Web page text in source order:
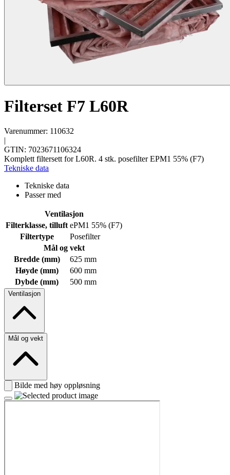
Filterset F7 L60R
Varenummer: 110632
|
GTIN: 7023671106324
Komplett filtersett for L60R. 4 stk. posefilter EPM1 55% (F7)
Tekniske data
Tekniske data
Passer med
Ventilasjon
Filterklasse, tilluft ePM1 55% (F7)
Filtertype
Posefilter
Mål og vekt
Bredde (mm)
625 mm
Høyde (mm)
600 mm
Dybde (mm)
500 mm
Ventilasjon
Mål og vekt
Bilde med høy oppløsning